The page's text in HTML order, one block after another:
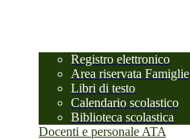
Registro elettronico
Area riservata Famiglie
Libri di testo
Calendario scolastico
Biblioteca scolastica
Docenti e personale ATA